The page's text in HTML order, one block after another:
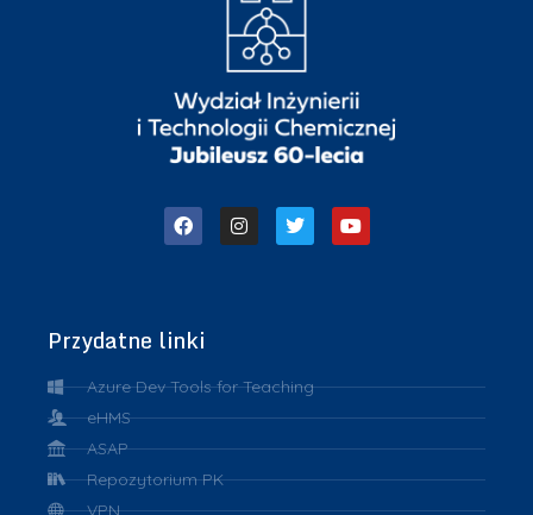
Przydatne linki
Azure Dev Tools for Teaching
eHMS
ASAP
Repozytorium PK
VPN